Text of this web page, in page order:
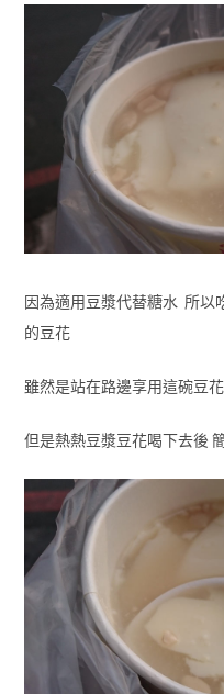
因為適用豆漿代替糖水 所以
的豆花
雖然是站在路邊享用這碗豆花
但是熱熱豆漿豆花喝下去後